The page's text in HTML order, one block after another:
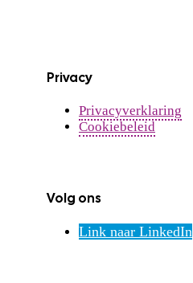
Privacy
Privacyverklaring
Cookiebeleid
Volg ons
Link naar LinkedIn